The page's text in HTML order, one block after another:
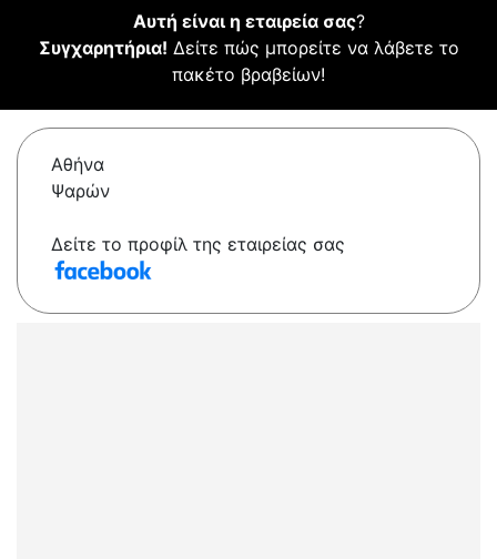
Αυτή είναι η εταιρεία σας?
Συγχαρητήρια! Δείτε πώς μπορείτε να λάβετε το
πακέτο βραβείων!
Αθήνα
Ψαρών
Δείτε το προφίλ της εταιρείας σας